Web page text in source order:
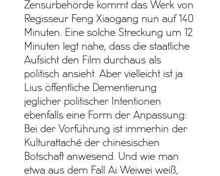
Zensurbehörde kommt das Werk von
Regisseur Feng Xiaogang nun auf 140
Minuten. Eine solche Streckung um 12
Minuten legt nahe, dass die staatliche
Aufsicht den Film durchaus als
politisch ansieht. Aber vielleicht ist ja
Lius öffentliche Dementierung
jeglicher politischer Intentionen
ebenfalls eine Form der Anpassung:
Bei der Vorführung ist immerhin der
Kulturattaché der chinesischen
Botschaft anwesend. Und wie man
etwa aus dem Fall Ai Weiwei weiß,